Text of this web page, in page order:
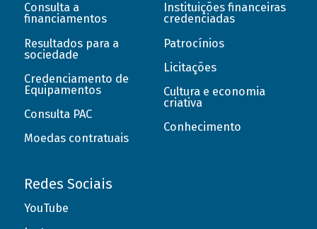
Consulta a
financiamentos
Resultados para a
sociedade
Credenciamento de
Equipamentos
Consulta PAC
Moedas contratuais
Instituições financeiras
credenciadas
Patrocínios
Licitações
Cultura e economia
criativa
Conhecimento
Redes Sociais
YouTube